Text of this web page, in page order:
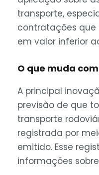
transporte,
contratações
em valor inferior
O que muda
A principal
previsão de que
transporte
registrada por
emitido. Esse
informações